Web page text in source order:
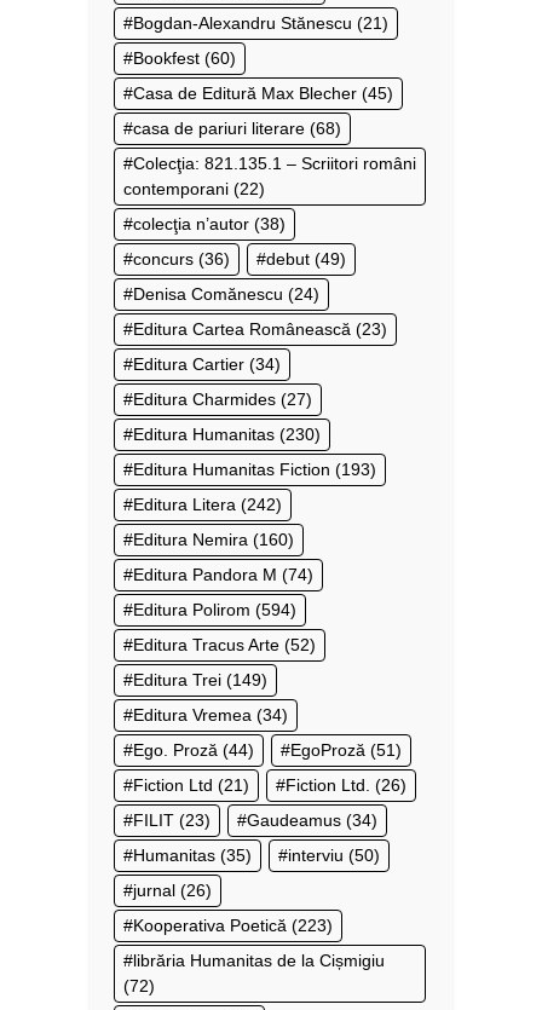
Bogdan-Alexandru Stănescu (21)
Bookfest (60)
Casa de Editură Max Blecher (45)
casa de pariuri literare (68)
Colecţia: 821.135.1 – Scriitori români
contemporani (22)
colecţia n’autor (38)
concurs (36) debut (49)
Denisa Comănescu (24)
Editura Cartea Românească (23)
Editura Cartier (34)
Editura Charmides (27)
Editura Humanitas (230)
Editura Humanitas Fiction (193)
Editura Litera (242)
Editura Nemira (160)
Editura Pandora M (74)
Editura Polirom (594)
Editura Tracus Arte (52)
Editura Trei (149)
Editura Vremea (34)
Ego. Proză (44) EgoProză (51)
Fiction Ltd (21) Fiction Ltd. (26)
FILIT (23) Gaudeamus (34)
Humanitas (35) interviu (50)
jurnal (26)
Kooperativa Poetică (223)
librăria Humanitas de la Cișmigiu
(72)